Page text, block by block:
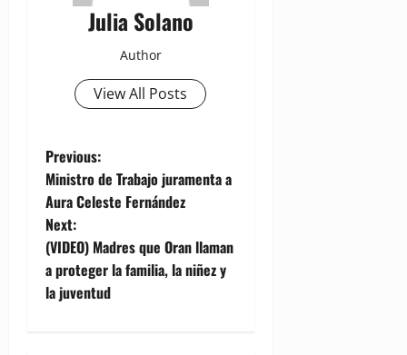
Julia Solano
Author
View All Posts
P
o
s
t
Previous:
Ministro de Trabajo juramenta a
Aura Celeste Fernández
Next:
(VIDEO) Madres que Oran llaman
a proteger la familia, la niñez y
la juventud